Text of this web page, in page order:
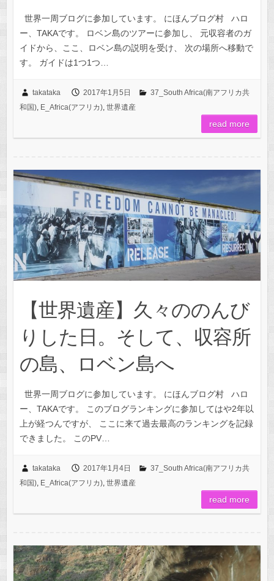
世界一周ブログに参加しています。 にほんブログ村 ハロ
ー、TAKAです。 ロベン島のツアーに参加し、 元収容者のガ
イドから、ここ、ロベン島の説明を受け、 次の場所へ移動で
す。 ガイドは1つ1つ…
takataka 2017年1月5日
37_South Africa(南アフリカ共
和国), E_Africa(アフリカ), 世界遺産
read more
【世界遺産】久々ののんび
りした日。そして、収容所
の島、ロベン島へ
世界一周ブログに参加しています。 にほんブログ村 ハロ
ー、TAKAです。 このブログランキングに参加してはや2年以
上が経つんですが、 ここに来て過去最高のランキングを記録
できました。 このPV…
takataka 2017年1月4日
37_South Africa(南アフリカ共
和国), E_Africa(アフリカ), 世界遺産
read more